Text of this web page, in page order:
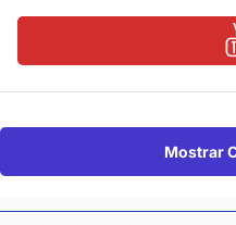
Mostrar